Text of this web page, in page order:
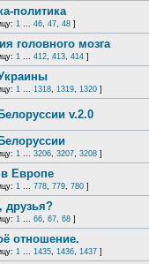
политика
1 ... 46, 47, 48 ]
головного мозга
1 ... 412, 413, 414 ]
1 ... 1318, 1319, 1320 ]
v.2.0
1 ... 3206, 3207, 3208 ]
Европе
1 ... 778, 779, 780 ]
друзья?
1 ... 66, 67, 68 ]
отношение.
1 ... 1435, 1436, 1437 ]